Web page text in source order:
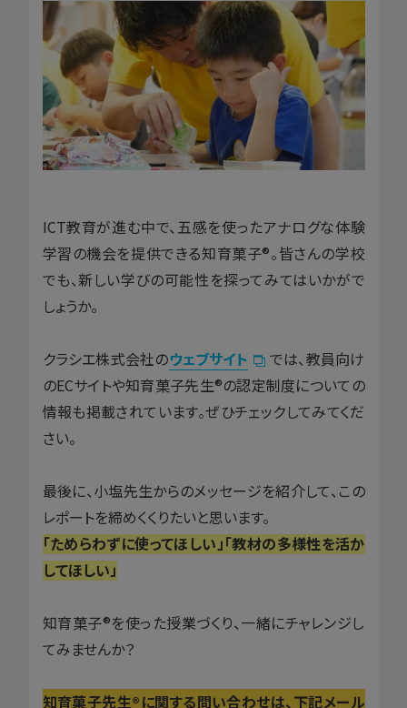
ICT教育が進む中で、五感を使ったアナログな体験
学習の機会を提供できる知育菓子®。皆さんの学校
でも、新しい学びの可能性を探ってみてはいかがで
しょうか。
クラシエ株式会社のウェブサイト
では、教員向け
のECサイトや知育菓子先生®の認定制度についての
情報も掲載されています。ぜひチェックしてみてくだ
さい。
最後に、小塩先生からのメッセージを紹介して、この
レポートを締めくくりたいと思います。
「ためらわずに使ってほしい」「教材の多様性を活か
してほしい」
知育菓子®を使った授業づくり、一緒にチャレンジし
てみませんか？
知育菓子先生®に関する問い合わせは、下記メール